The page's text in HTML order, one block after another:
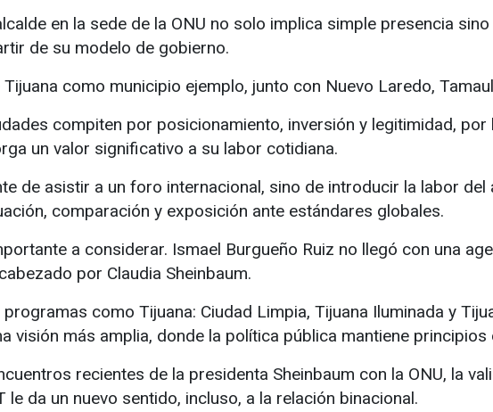
en la sede de la ONU no solo implica simple presencia
de su modelo de gobierno.
como municipio ejemplo, junto con Nuevo Laredo,
compiten por posicionamiento, inversión y legitimidad,
un valor significativo a su labor cotidiana.
de asistir a un foro internacional, sino de introducir la labor del
comparación y exposición ante estándares globales.
a considerar. Ismael Burgueño Ruiz no llegó con una
por Claudia Sheinbaum.
como Tijuana: Ciudad Limpia, Tijuana Iluminada y
visión más amplia, donde la política pública mantiene
recientes de la presidenta Sheinbaum con la ONU, la
da un nuevo sentido, incluso, a la relación binacional.